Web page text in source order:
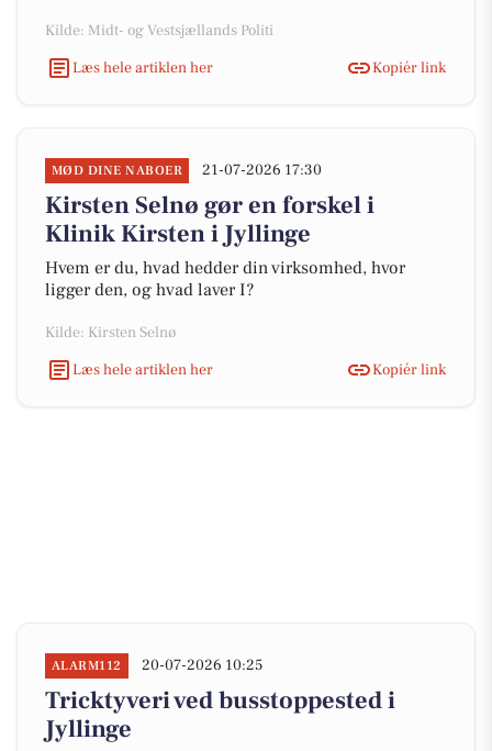
Kilde: Midt- og Vestsjællands Politi
Læs hele artiklen her
Kopiér link
MØD DINE NABOER 21-07-2026 17:30
Kirsten Selnø gør en forskel i
Klinik Kirsten i Jyllinge
Hvem er du, hvad hedder din virksomhed, hvor
ligger den, og hvad laver I?
Kilde: Kirsten Selnø
Læs hele artiklen her
Kopiér link
ALARM112 20-07-2026 10:25
Tricktyveri ved busstoppested i
Jyllinge